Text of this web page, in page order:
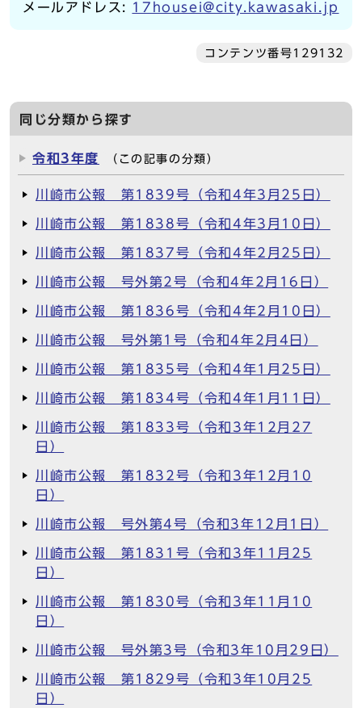
メールアドレス: 17housei@city.kawasaki.jp
コンテンツ番号129132
同じ分類から探す
令和3年度 （この記事の分類）
川崎市公報 第1839号（令和4年3月25日）
川崎市公報 第1838号（令和4年3月10日）
川崎市公報 第1837号（令和4年2月25日）
川崎市公報 号外第2号（令和4年2月16日）
川崎市公報 第1836号（令和4年2月10日）
川崎市公報 号外第1号（令和4年2月4日）
川崎市公報 第1835号（令和4年1月25日）
川崎市公報 第1834号（令和4年1月11日）
川崎市公報 第1833号（令和3年12月27
日）
川崎市公報 第1832号（令和3年12月10
日）
川崎市公報 号外第4号（令和3年12月1日）
川崎市公報 第1831号（令和3年11月25
日）
川崎市公報 第1830号（令和3年11月10
日）
川崎市公報 号外第3号（令和3年10月29日）
川崎市公報 第1829号（令和3年10月25
日）